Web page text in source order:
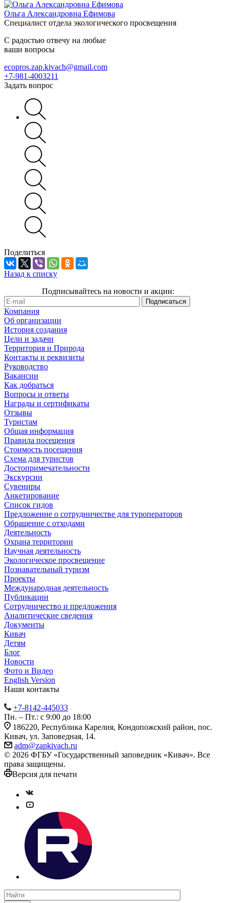
Ольга Александровна Ефимова
Специалист отдела экологического просвещения
С радостью отвечу на любые
ваши вопросы
ecopros.zap.kivach@gmail.com
+7-981-4003211
Задать вопрос
Поделиться
Назад к списку
Подписывайтесь на новости и акции:
Компания
Об организации
История создания
Цели и задачи
Территория и Природа
Контакты и реквизиты
Руководство
Вакансии
Как добраться
Вопросы и ответы
Награды и сертификаты
Отзывы
Туристам
Общая информация
Правила посещения
Стоимость посещения
Схема для туристов
Достопримечательности
Экскурсии
Сувениры
Анкетирование
Список гидов
Предложение о сотрудничестве для туроператоров
Обращение с отходами
Деятельность
Охрана территории
Научная деятельность
Экологическое просвещение
Познавательный туризм
Проекты
Международная деятельность
Публикации
Сотрудничество и предложения
Аналитические сведения
Документы
Кивач
Детям
Блог
Новости
Фото и Видео
English Version
Наши контакты
+7-8142-445033
Пн. – Пт.: с 9:00 до 18:00
186220, Республика Карелия, Кондопожский район, пос.
Кивач, ул. Заповедная, 14.
adm@zapkivach.ru
© 2026 ФГБУ «Государственный заповедник «Кивач». Все
права защищены.
Версия для печати